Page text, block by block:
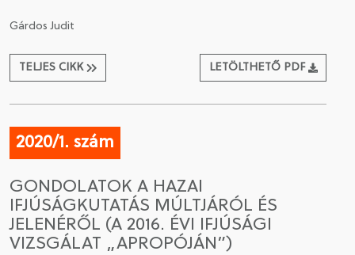
Gárdos Judit
TELJES CIKK LETÖLTHETŐ PDF
2020/1. szám
GONDOLATOK A HAZAI
IFJÚSÁGKUTATÁS MÚLTJÁRÓL ÉS
JELENÉRŐL (A 2016. ÉVI IFJÚSÁGI
VIZSGÁLAT „APROPÓJÁN”)